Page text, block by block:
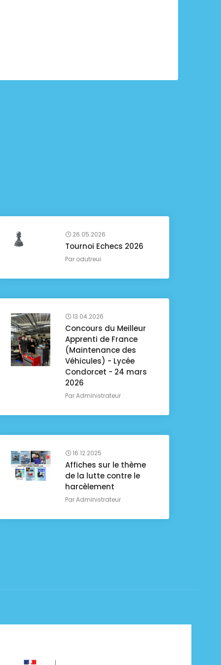
26.05.2026
Tournoi Echecs 2026
Par odutreui
13.04.2026
Concours du Meilleur
Apprenti de France
(Maintenance des
Véhicules) - Lycée
Condorcet - 24 mars
2026
ParAdministrateur
16.12.2025
Affiches sur le thème
de la lutte contre le
harcèlement
ParAdministrateur